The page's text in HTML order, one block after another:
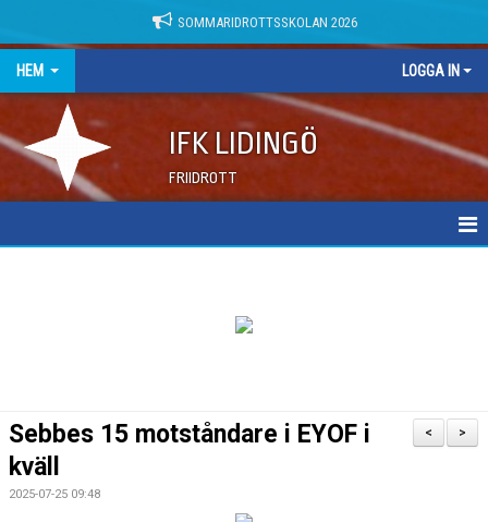
SOMMARIDROTTSSKOLAN 2026
HEM LOGGA IN
IFK LIDINGÖ
FRIIDROTT
>
<
Sebbes 15 motståndare i EYOF i
kväll
2025-07-25 09:48